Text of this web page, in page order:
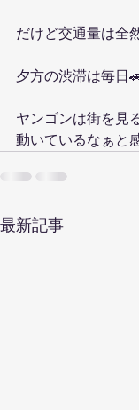
だけど交通量は全
夕方の渋滞は毎日
ヤンゴンは街を見
動いているなぁと
最新記事